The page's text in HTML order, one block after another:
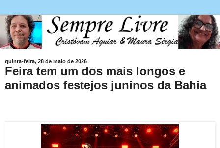
quinta-feira, 28 de maio de 2026
Feira tem um dos mais longos e
animados festejos juninos da Bahia